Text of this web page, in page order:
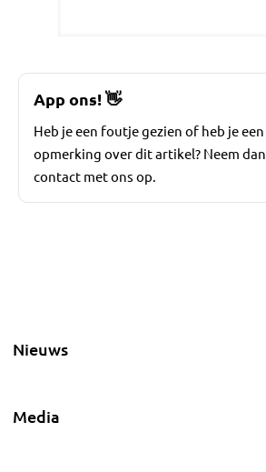
App ons!👋
Heb je een foutje gezien of heb je een
opmerking over dit artikel? Neem dan
contact met ons op.
Nieuws
Media